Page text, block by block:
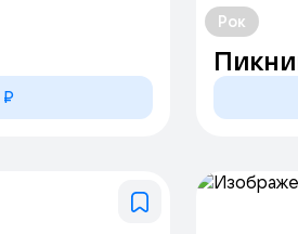
₽
Рок